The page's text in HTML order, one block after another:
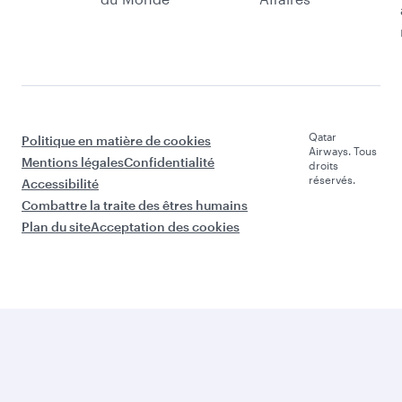
Politique en matière de cookies
Mentions légalesConfidentialité
Accessibilité
Combattre la traite des êtres humains
Plan du siteAcceptation des cookies
Qatar
Airways. Tous
droits
réservés.